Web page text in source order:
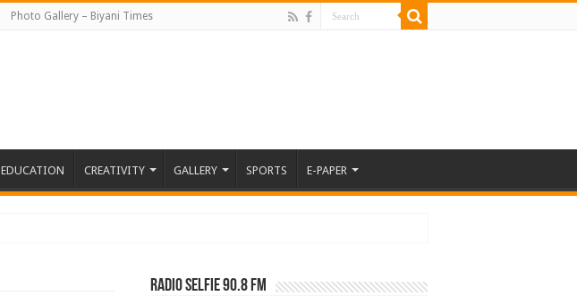
Photo Gallery – Biyani Times
EDUCATION CREATIVITY GALLERY SPORTS E-PAPER
Radio Selfie 90.8 FM